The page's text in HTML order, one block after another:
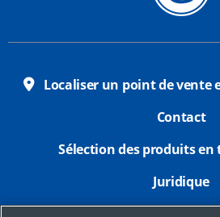
Localiser un point de vente
Contact
Sélection des produits
Juridique